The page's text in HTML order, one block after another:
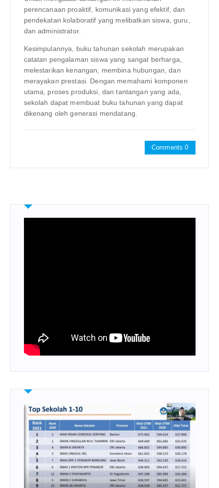
perencanaan proaktif, komunikasi yang efektif, dan
pendekatan kolaboratif yang melibatkan siswa, guru,
dan administrator.
Kesimpulannya, buku tahunan sekolah merupakan
catatan pengalaman siswa yang sangat berharga,
melestarikan kenangan, membina hubungan, dan
merayakan prestasi. Dengan memahami komponen
utama, proses produksi, dan tantangan yang ada,
sekolah dapat membuat buku tahunan yang dapat
dikenang oleh generasi mendatang.
Comments 0